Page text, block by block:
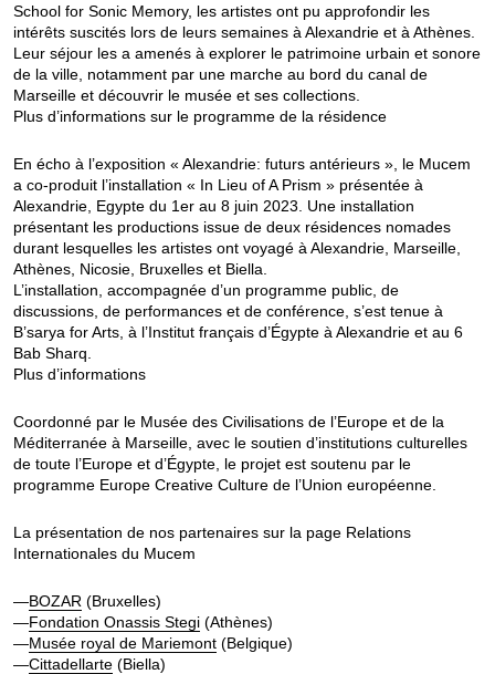
School for Sonic Memory, les artistes ont pu approfondir les
intérêts suscités lors de leurs semaines à Alexandrie et à Athènes.
Leur séjour les a amenés à explorer le patrimoine urbain et sonore
de la ville, notamment par une marche au bord du canal de
Marseille et découvrir le musée et ses collections.
Plus d’informations sur le programme de la résidence
En écho à l’exposition « Alexandrie: futurs antérieurs », le Mucem
a co-produit l’installation « In Lieu of A Prism » présentée à
Alexandrie, Egypte du 1er au 8 juin 2023. Une installation
présentant les productions issue de deux résidences nomades
durant lesquelles les artistes ont voyagé à Alexandrie, Marseille,
Athènes, Nicosie, Bruxelles et Biella.
L’installation, accompagnée d’un programme public, de
discussions, de performances et de conférence, s’est tenue à
B’sarya for Arts, à l’Institut français d’Égypte à Alexandrie et au 6
Bab Sharq.
Plus d’informations
Coordonné par le Musée des Civilisations de l’Europe et de la
Méditerranée à Marseille, avec le soutien d’institutions culturelles
de toute l’Europe et d’Égypte, le projet est soutenu par le
programme Europe Creative Culture de l’Union européenne.
La présentation de nos partenaires sur la page Relations
Internationales du Mucem
—BOZAR (Bruxelles)
—Fondation Onassis Stegi (Athènes)
—Musée royal de Mariemont (Belgique)
—Cittadellarte (Biella)